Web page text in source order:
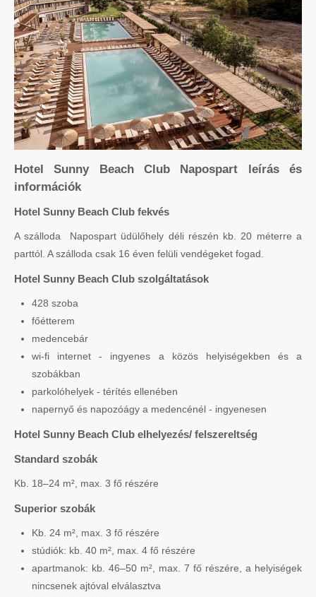
Hotel Sunny Beach Club Napospart leírás és
információk
Hotel Sunny Beach Club fekvés
A szálloda Napospart üdülőhely déli részén kb. 20 méterre a
parttól. A szálloda csak 16 éven felüli vendégeket fogad.
Hotel Sunny Beach Club szolgáltatások
428 szoba
főétterem
medencebár
wi-fi internet - ingyenes a közös helyiségekben és a
szobákban
parkolóhelyek - térítés ellenében
napernyő és napozóágy a medencénél - ingyenesen
Hotel Sunny Beach Club elhelyezés/ felszereltség
Standard szobák
Kb. 18–24 m², max. 3 fő részére
Superior szobák
Kb. 24 m², max. 3 fő részére
stúdiók: kb. 40 m², max. 4 fő részére
apartmanok: kb. 46–50 m², max. 7 fő részére, a helyiségek
nincsenek ajtóval elválasztva